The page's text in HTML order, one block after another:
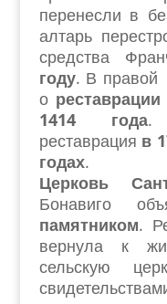
перенесли в
алтарь
средства
году. В правой
о реставрации
1414 года.
реставрация в
годах.
Церковь
Бонавиго
памятником.
вернула к
сельскую